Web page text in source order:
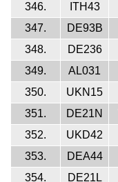
346.
ITH43
347.
DE93B
348.
DE236
349.
AL031
350.
UKN15
351.
DE21N
352.
UKD42
353.
DEA44
354.
DE21L